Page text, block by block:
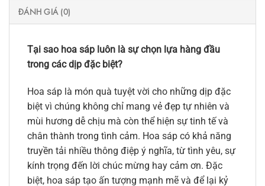
ĐÁNH GIÁ (0)
Tại sao hoa sáp luôn là sự chọn lựa hàng đầu
trong các dịp đặc biệt?
Hoa sáp là món quà tuyệt vời cho những dịp đặc
biệt vì chúng không chỉ mang vẻ đẹp tự nhiên và
mùi hương dễ chịu mà còn thể hiện sự tinh tế và
chân thành trong tình cảm. Hoa sáp có khả năng
truyền tải nhiều thông điệp ý nghĩa, từ tình yêu, sự
kính trọng đến lời chúc mừng hay cảm ơn. Đặc
biệt, hoa sáp tạo ấn tượng mạnh mẽ và để lại kỷ